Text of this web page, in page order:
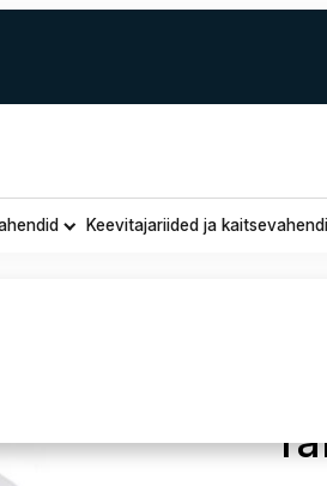
Keevitajariided ja